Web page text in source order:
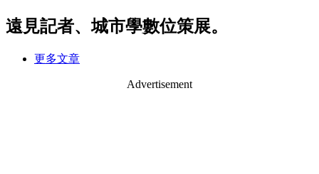
遠見記者、城市學數位策展。
更多文章
Advertisement